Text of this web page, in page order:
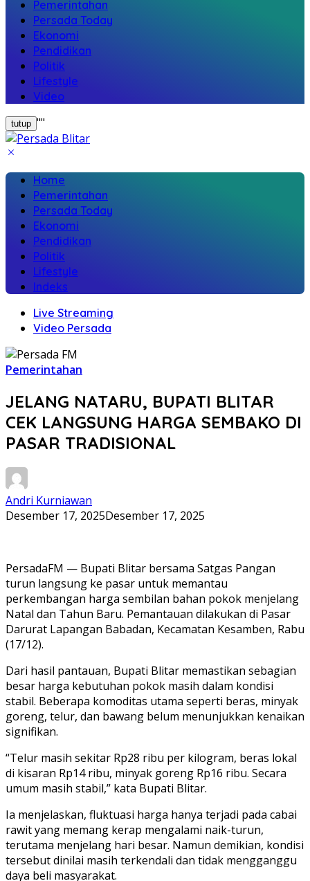
Pemerintahan
Persada Today
Ekonomi
Pendidikan
Politik
Lifestyle
Video
tutup ""
Home
Pemerintahan
Persada Today
Ekonomi
Pendidikan
Politik
Lifestyle
Indeks
Live Streaming
Video Persada
Pemerintahan
JELANG NATARU, BUPATI BLITAR
CEK LANGSUNG HARGA SEMBAKO DI
PASAR TRADISIONAL
Andri Kurniawan
Desember 17, 2025Desember 17, 2025
PersadaFM — Bupati Blitar bersama Satgas Pangan
turun langsung ke pasar untuk memantau
perkembangan harga sembilan bahan pokok menjelang
Natal dan Tahun Baru. Pemantauan dilakukan di Pasar
Darurat Lapangan Babadan, Kecamatan Kesamben, Rabu
(17/12).
Dari hasil pantauan, Bupati Blitar memastikan sebagian
besar harga kebutuhan pokok masih dalam kondisi
stabil. Beberapa komoditas utama seperti beras, minyak
goreng, telur, dan bawang belum menunjukkan kenaikan
signifikan.
“Telur masih sekitar Rp28 ribu per kilogram, beras lokal
di kisaran Rp14 ribu, minyak goreng Rp16 ribu. Secara
umum masih stabil,” kata Bupati Blitar.
Ia menjelaskan, fluktuasi harga hanya terjadi pada cabai
rawit yang memang kerap mengalami naik-turun,
terutama menjelang hari besar. Namun demikian, kondisi
tersebut dinilai masih terkendali dan tidak mengganggu
daya beli masyarakat.